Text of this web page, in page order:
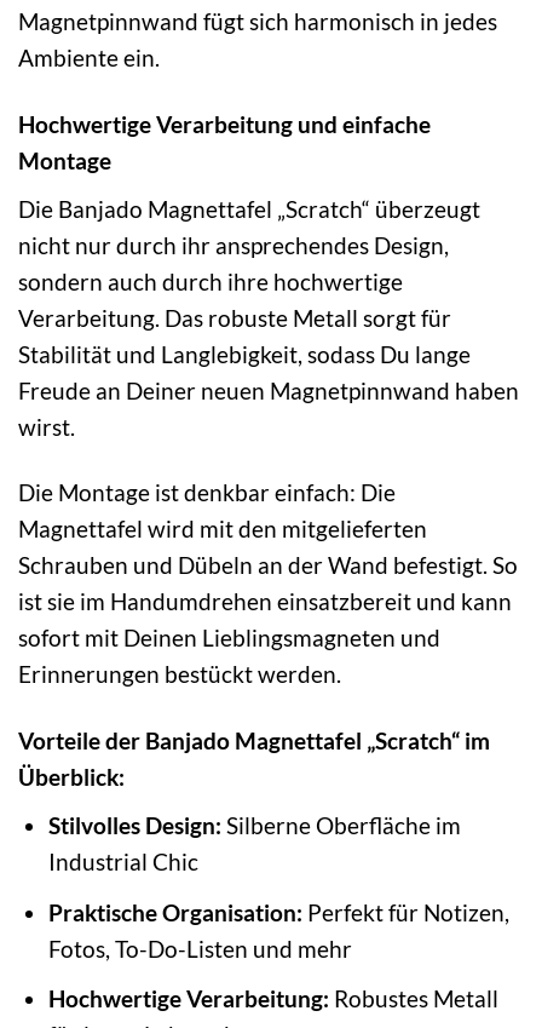
Magnetpinnwand fügt sich harmonisch in jedes
Ambiente ein.
Hochwertige Verarbeitung und einfache
Montage
Die Banjado Magnettafel „Scratch“ überzeugt
nicht nur durch ihr ansprechendes Design,
sondern auch durch ihre hochwertige
Verarbeitung. Das robuste Metall sorgt für
Stabilität und Langlebigkeit, sodass Du lange
Freude an Deiner neuen Magnetpinnwand haben
wirst.
Die Montage ist denkbar einfach: Die
Magnettafel wird mit den mitgelieferten
Schrauben und Dübeln an der Wand befestigt. So
ist sie im Handumdrehen einsatzbereit und kann
sofort mit Deinen Lieblingsmagneten und
Erinnerungen bestückt werden.
Vorteile der Banjado Magnettafel „Scratch“ im
Überblick:
Stilvolles Design: Silberne Oberfläche im
Industrial Chic
Praktische Organisation: Perfekt für Notizen,
Fotos, To-Do-Listen und mehr
Hochwertige Verarbeitung: Robustes Metall